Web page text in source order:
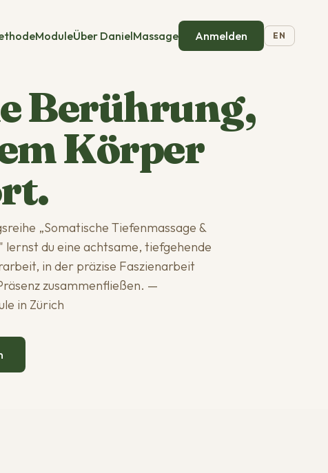
ModuleÜber DanielMassage Anmelden EN
Berührung,
Körper
„Somatische Tiefenmassage &
lernst du eine achtsame, tiefgehende
in der präzise Faszienarbeit
zusammenfließen. —
in Zürich